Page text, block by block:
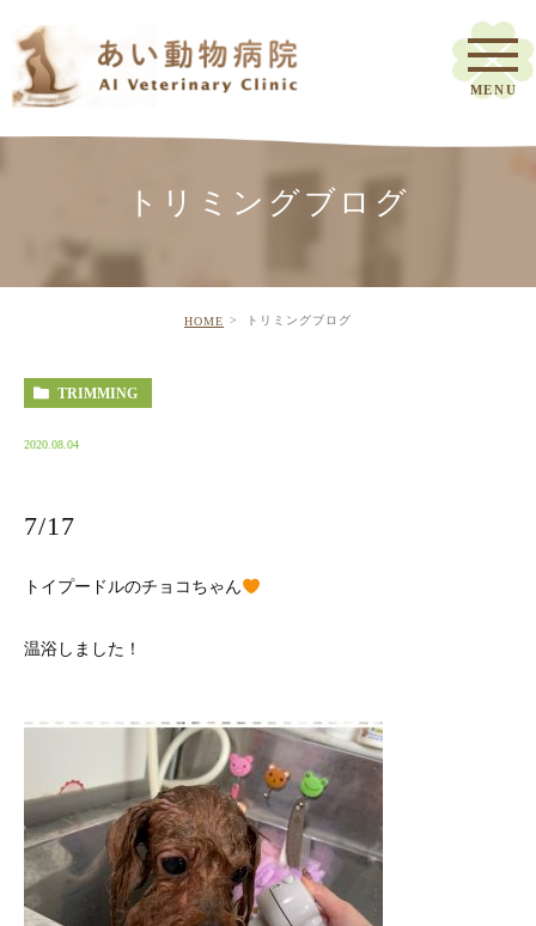
トリミングブログ
HOME トリミングブログ
TRIMMING
2020.08.04
7/17
トイプードルのチョコちゃん
温浴しました！